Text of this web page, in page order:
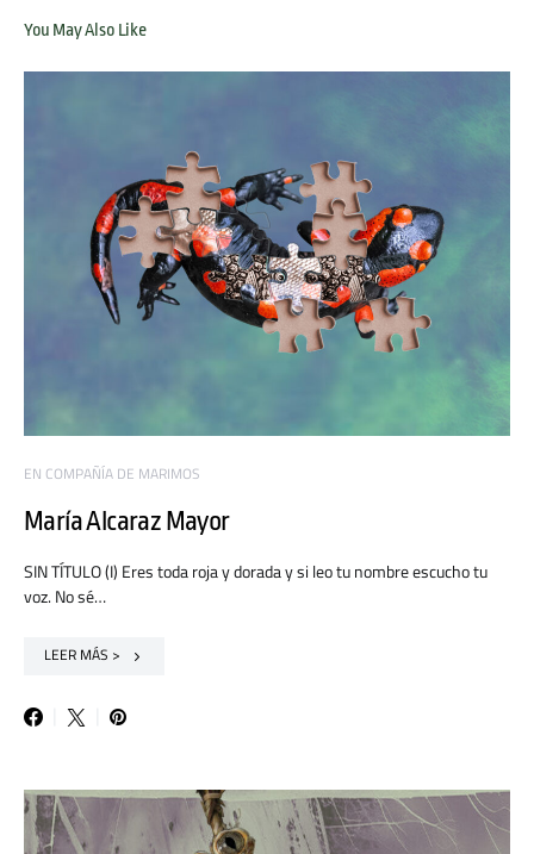
You May Also Like
EN COMPAÑÍA DE MARIMOS
María Alcaraz Mayor
SIN TÍTULO (I) Eres toda roja y dorada y si leo tu nombre escucho tu
voz. No sé…
LEER MÁS >